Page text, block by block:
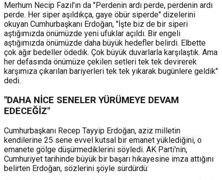
Merhum Necip Fazıl'ın da "Perdenin ardı perde, perdenin ardı
perde. Her siper aşıldıkça, gaye öbür siperde" dizelerini
okuyan Cumhurbaşkanı Erdoğan, "İşte biz de bir siperi
aştığımızda önümüzde yeni ufuklar açıldı. Bir engeli
aştığımızda önümüzde daha büyük hedefler belirdi. Elbette
çok ağır bedeller ödedik. Çok büyük duvarlarla karşılaştık. Ama
her defasında önümüze çekilen setleri tek tek devirerek
karşımıza çıkarılan bariyerleri tek tek yıkarak bugünlere geldik"
dedi.
"DAHA NİCE SENELER YÜRÜMEYE DEVAM
EDECEĞİZ"
Cumhurbaşkanı Recep Tayyip Erdoğan, aziz milletin
kendilerine 25 sene evvel kutsal bir emanet yüklediğini, o
emanete gölge düşürmediklerini söyledi. AK Parti'nin,
Cumhuriyet tarihinde büyük bir başarı hikayesine imza attığını
belirten Erdoğan, sözlerini şöyle sürdürdü: